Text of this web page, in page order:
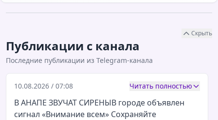
Скрыть
Публикации с канала
Последние публикации из Telegram-канала
10.08.2026 / 07:08 Читать полностью
В АНАПЕ ЗВУЧАТ СИРЕНЫВ городе объявлен
сигнал «Внимание всем» Сохраняйте